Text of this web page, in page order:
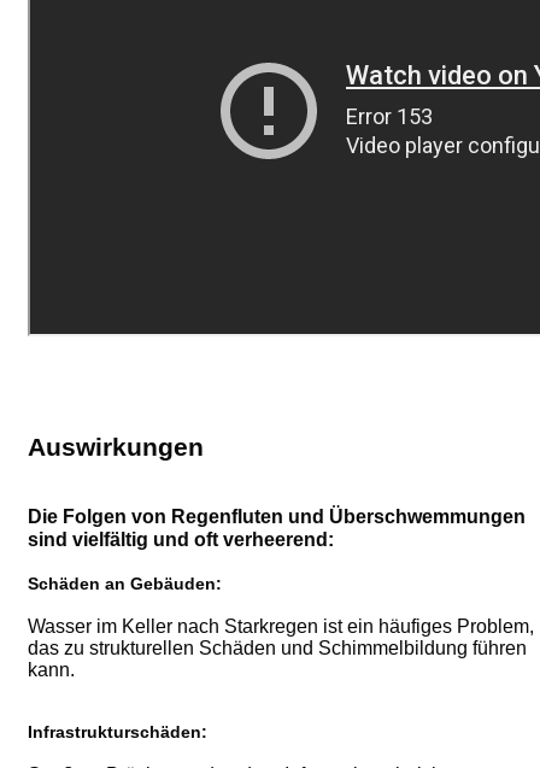
Auswirkungen
Die Folgen von Regenfluten und Überschwemmungen
sind vielfältig und oft verheerend:
Schäden an Gebäuden:
Wasser im Keller nach Starkregen ist ein häufiges Problem,
das zu strukturellen Schäden und Schimmelbildung führen
kann.
Infrastrukturschäden: